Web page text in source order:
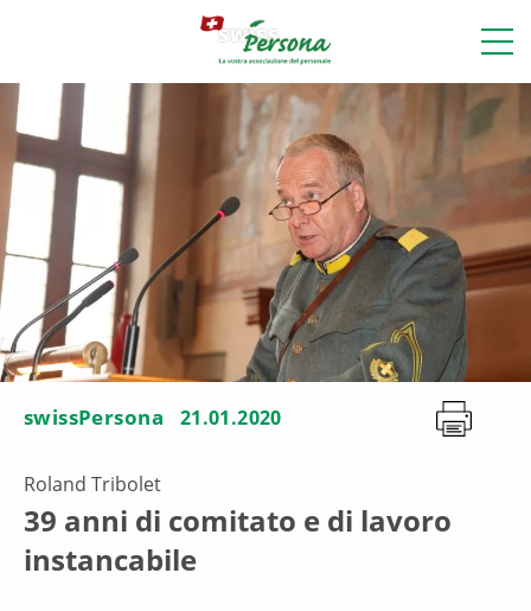
swissPersona 21.01.2020
Roland Tribolet
39 anni di comitato e di lavoro
instancabile